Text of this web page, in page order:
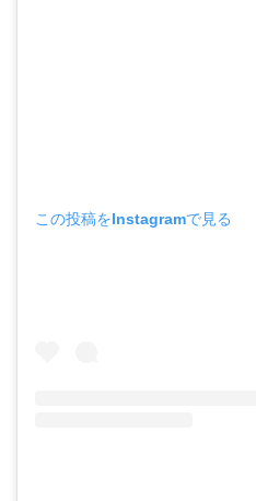
この投稿をInstagramで見る